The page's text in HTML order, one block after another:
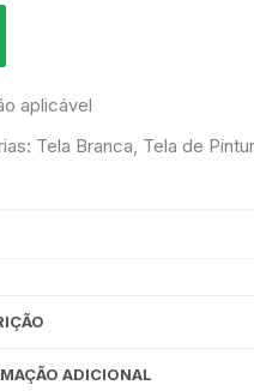
aplicável
Tela Branca Tela de
ADICIONAL